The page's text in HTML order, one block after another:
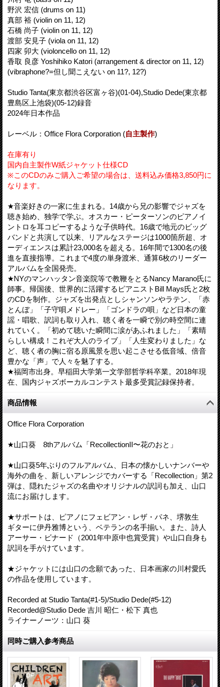
野沢 宏信 (drums on 11)
真部 裕 (violin on 11, 12)
石橋 尚子 (violin on 11, 12)
渡部 安見子 (viola on 11, 12)
四家 卯大 (violoncello on 11, 12)
香取 良彦 Yoshihiko Katori (arrangement & director on 11, 12)
(vibraphone?=但し聞こえない on 11?, 12?)
Studio Tanta(東京都渋谷区富ヶ谷)(01-04),Studio Dede(東京都
豊島区上池袋)(05-12)録音
2024年日本作品
レーベル：Office Flora Corporation (自主製作)
在庫有り
国内自主製作W紙ジャケット仕様CD
※このCDのみご購入ご希望の場合は、送料込み価格3,850円に
なります。
★音楽好きの一家に生まれる。14歳から兄の影響でジャズを
聴き始め、独学で学ぶ。オスカー・ピーターソンのピアノイ
ントロを耳コピーするような子供時代。16歳で地元のビッグ
バンドと共演して以来、リアルなステージは1000箇所超、オ
ーディエンスは累計23,000名を超える。16年間で1300名の後
進を直接指導。これまで4度の単身渡米、通算6枚のリーダー
アルバムを全国発売。
★NYのマンハッタン音楽院等で教鞭をとるNancy Marano氏に
師事。帰国後、世界的に活躍するピアニストBill Mays氏と2枚
のCDを制作。ジャズを出発点としシャンソンやラテン、「赤
とんぼ」「子守唄メドレー」「ゴンドラの唄」など日本の童
謡・唱歌、訳詞も取り入れ、聴く者を一瞬で別の時空間に連
れていく。「初めて聴いた瞬間に涙があふれました」「素晴
らしい構成！これぞ大人のライブ」「人生変わりました」な
ど、聴く者の胸に宿る原風景を思い起こさせる低音域、倍音
豊かな「声」で人々を魅了する。
★福岡市出身。早稲田大学第一文学部哲学科卒業。2018年現
在、国内ジャズボーカルコンテスト最多受賞記録保持者。
商品情報
Office Flora Corporation
★山口葵 8thアルバム「RecollectionII〜花のおと」
★山口葵5年ぶりのフルアルバム、日本の懐かしいナンバーや
海外の曲を、新しいアレンジでカバーする「Recollection」第2
弾は、隠れたジャズの名曲やオリジナルの訳詞も加え、山口
流にお届けします。
★サポートは、ピアノにフェビアン・レザ・パネ、堺敦生
ギターに伊丹雅博という、ベテランの名手揃い。また、詩人
アーサー・ビナード（2001年中原中也賞受賞）や山口自身も
訳詞を手がけています。
★ジャケットには山口の念願であった、日本画家の川村愛氏
の作品を使用しています。
Recorded at Studio Tanta(#1-5)/Studio Dede(#5-12)
Recorded@Studio Dede 吉川 昭仁・松下 真也
ライナーノーツ：山口 葵
同時ご購入参考商品